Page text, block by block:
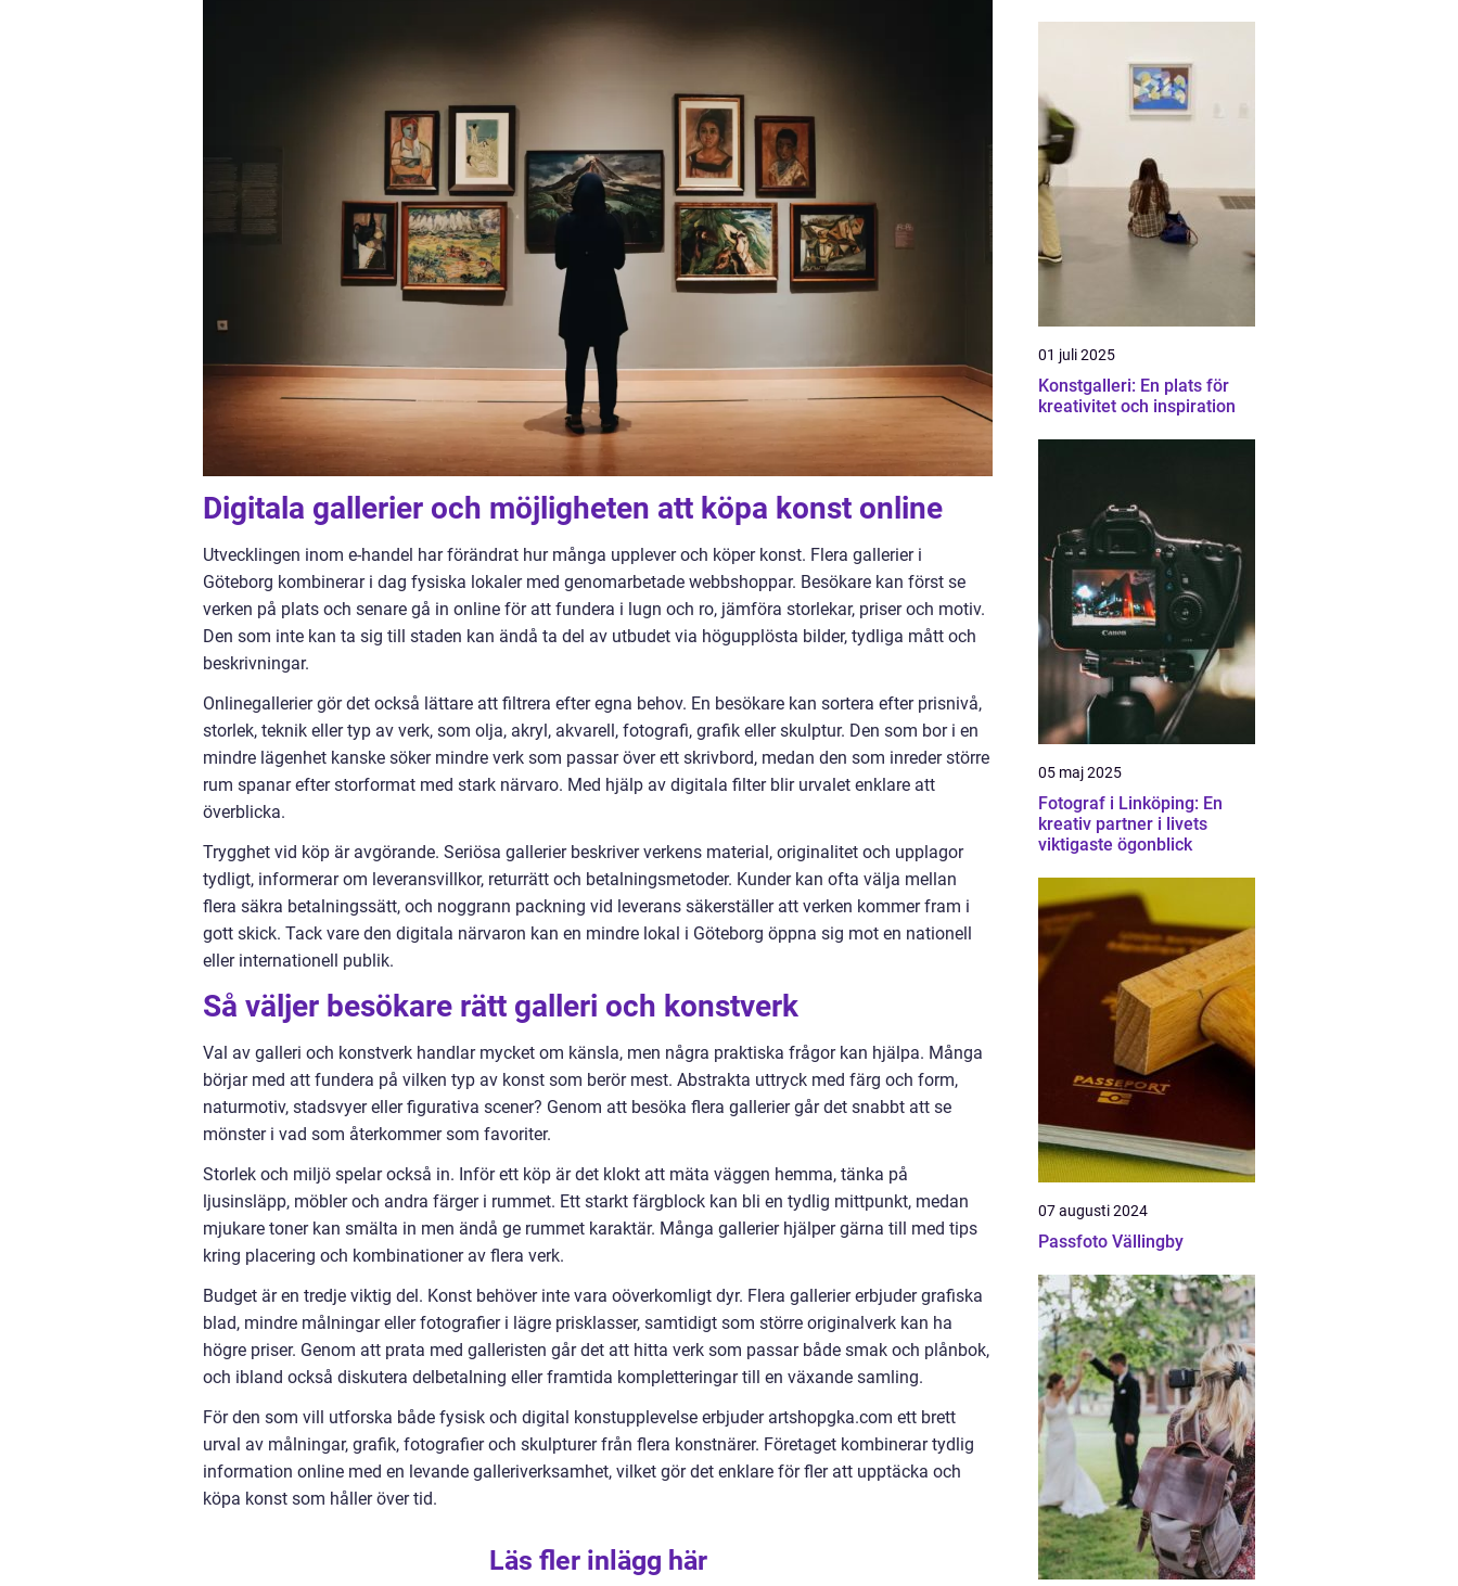
Digitala gallerier och möjligheten att köpa konst online
Utvecklingen inom e-handel har förändrat hur många upplever och köper konst. Flera gallerier i
Göteborg kombinerar i dag fysiska lokaler med genomarbetade webbshoppar. Besökare kan först se
verken på plats och senare gå in online för att fundera i lugn och ro, jämföra storlekar, priser och motiv.
Den som inte kan ta sig till staden kan ändå ta del av utbudet via högupplösta bilder, tydliga mått och
beskrivningar.
Onlinegallerier gör det också lättare att filtrera efter egna behov. En besökare kan sortera efter prisnivå,
storlek, teknik eller typ av verk, som olja, akryl, akvarell, fotografi, grafik eller skulptur. Den som bor i en
mindre lägenhet kanske söker mindre verk som passar över ett skrivbord, medan den som inreder större
rum spanar efter storformat med stark närvaro. Med hjälp av digitala filter blir urvalet enklare att
överblicka.
Trygghet vid köp är avgörande. Seriösa gallerier beskriver verkens material, originalitet och upplagor
tydligt, informerar om leveransvillkor, returrätt och betalningsmetoder. Kunder kan ofta välja mellan
flera säkra betalningssätt, och noggrann packning vid leverans säkerställer att verken kommer fram i
gott skick. Tack vare den digitala närvaron kan en mindre lokal i Göteborg öppna sig mot en nationell
eller internationell publik.
Så väljer besökare rätt galleri och konstverk
Val av galleri och konstverk handlar mycket om känsla, men några praktiska frågor kan hjälpa. Många
börjar med att fundera på vilken typ av konst som berör mest. Abstrakta uttryck med färg och form,
naturmotiv, stadsvyer eller figurativa scener? Genom att besöka flera gallerier går det snabbt att se
mönster i vad som återkommer som favoriter.
Storlek och miljö spelar också in. Inför ett köp är det klokt att mäta väggen hemma, tänka på
ljusinsläpp, möbler och andra färger i rummet. Ett starkt färgblock kan bli en tydlig mittpunkt, medan
mjukare toner kan smälta in men ändå ge rummet karaktär. Många gallerier hjälper gärna till med tips
kring placering och kombinationer av flera verk.
Budget är en tredje viktig del. Konst behöver inte vara oöverkomligt dyr. Flera gallerier erbjuder grafiska
blad, mindre målningar eller fotografier i lägre prisklasser, samtidigt som större originalverk kan ha
högre priser. Genom att prata med galleristen går det att hitta verk som passar både smak och plånbok,
och ibland också diskutera delbetalning eller framtida kompletteringar till en växande samling.
För den som vill utforska både fysisk och digital konstupplevelse erbjuder artshopgka.com ett brett
urval av målningar, grafik, fotografier och skulpturer från flera konstnärer. Företaget kombinerar tydlig
information online med en levande galleriverksamhet, vilket gör det enklare för fler att upptäcka och
köpa konst som håller över tid.
Läs fler inlägg här
01 juli 2025
Konstgalleri: En plats för
kreativitet och inspiration
05 maj 2025
Fotograf i Linköping: En
kreativ partner i livets
viktigaste ögonblick
07 augusti 2024
Passfoto Vällingby